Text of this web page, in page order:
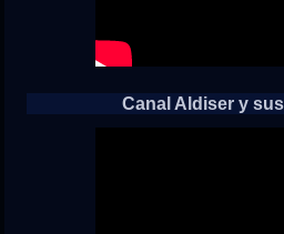
Canal Aldiser y